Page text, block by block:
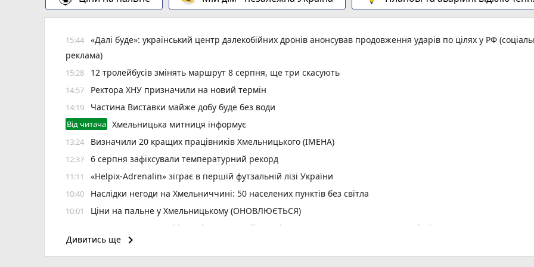
15:44
«Далі буде»: український центр далекобійних дронів анонсував продовження ударів по цілях у РФ
реклама)
15:28 12 тролейбусів змінять маршрут 8 серпня, ще три скасують
14:57 Ректора ХНУ призначили на новий термін
14:19 Частина Виставки майже добу буде без води
Від читача Хмельницька митниця інформує
13:24 Визначили 20 кращих працівників Хмельницького (ІМЕНА)
12:37 6 серпня зафіксували температурний рекорд
11:11 «Helpix-Adrenalin» зіграє в першій футзальній лізі України
10:40 Наслідки негоди на Хмельниччині: 50 населених пунктів без світла
10:01 Ціни на пальне у Хмельницькому (ОНОВЛЮЄТЬСЯ)
«Шахтар» у Камʼянці і «подільське дербі»: що і коли дивитися хмельницьким вболівальникам
09:00 Курс валют у Хмельницькому на сьогодні, 7 серпня (ІНФОГРАФІКА)
Дивитись ще keyboard_arrow_right